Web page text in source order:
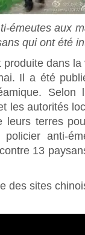
émeutes aux
qui ont été
produite dans
Il a été
Selon
les autorités
leurs terres
anti-
13
des sites